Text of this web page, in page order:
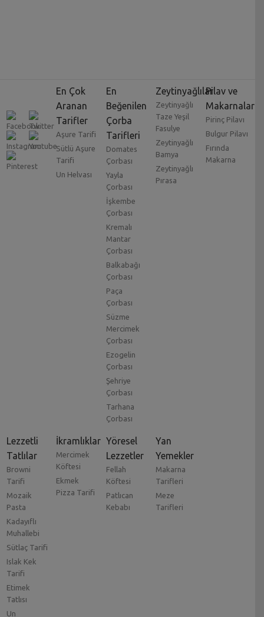
En Çok
Aranan
Tarifler
Aşure Tarifi
Sütlü Aşure
Tarifi
Un Helvası
En
Beğenilen
Çorba
Tarifleri
Domates
Çorbası
Yayla
Çorbası
İşkembe
Çorbası
Kremalı
Mantar
Çorbası
Balkabağı
Çorbası
Paça
Çorbası
Süzme
Mercimek
Çorbası
Ezogelin
Çorbası
Şehriye
Çorbası
Tarhana
Çorbası
Zeytinyağlılar
Zeytinyağlı
Taze Yeşil
Fasulye
Zeytinyağlı
Bamya
Zeytinyağlı
Pırasa
Pilav ve
Makarnalar
Pirinç Pilavı
Bulgur Pilavı
Fırında
Makarna
Lezzetli
Tatlılar
Browni
Tarifi
Mozaik
Pasta
Kadayıflı
Muhallebi
Sütlaç Tarifi
Islak Kek
Tarifi
Etimek
Tatlısı
Un
İkramlıklar
Mercimek
Köftesi
Ekmek
Pizza Tarifi
Yöresel
Lezzetler
Fellah
Köftesi
Patlıcan
Kebabı
Yan
Yemekler
Makarna
Tarifleri
Meze
Tarifleri